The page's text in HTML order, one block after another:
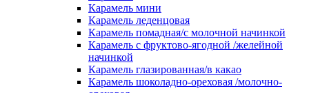
Карамель мини
Карамель леденцовая
Карамель помадная/с молочной начинкой
Карамель с фруктово-ягодной /желейной
начинкой
Карамель глазированная/в какао
Карамель шоколадно-ореховая /молочно-